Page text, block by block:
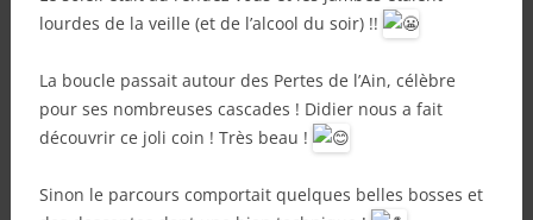
lourdes de la veille (et de l’alcool du soir) !!
La boucle passait autour des Pertes de l’Ain, célèbre
pour ses nombreuses cascades ! Didier nous a fait
découvrir ce joli coin ! Très beau !
Sinon le parcours comportait quelques belles bosses et